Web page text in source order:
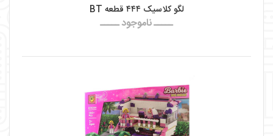
لگو کلاسیک ۴۴۴ قطعه BT
ـــــ ناموجود ـــــ